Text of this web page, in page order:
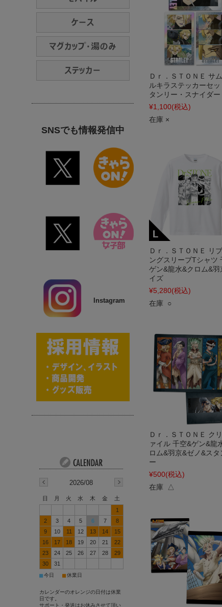
Ｄｒ．ＳＴＯＮＥ サ
ルキラステッカーセッ
タンリー・スナイダー
¥1,100(税込)
在庫 ×
Ｄｒ．ＳＴＯＮＥ リ
ングスリーブTシャツ
ゲン&龍水&クロム&羽
イズ
¥5,280(税込)
在庫 ○
Ｄｒ．ＳＴＯＮＥ ク
ァイル 千空&ゲン&龍
ロム&羽京&ゼノ&スタ
ー
¥500(税込)
在庫 △
SNSでも情報発信中
Instagram
2026/08
日 月 火 水 木 金
土
1
2
3 4 5 6 7
8
9
10 11 12 13 14
15
16
17 18 19 20 21
22
23
24 25 26 27 28
29
30
31
■今日 ■休業日
カレンダーのオレンジの日付は休業
日です。
サポート・発送はお休みさせて頂い